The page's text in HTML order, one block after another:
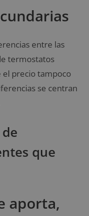
entre las
termostatos
precio tampoco
se centran
que
aporta,